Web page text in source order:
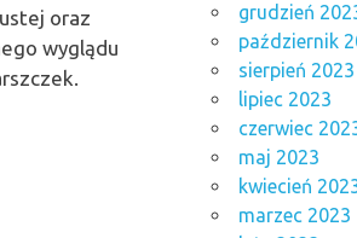
oraz
wyglądu
grudzień
październik
sierpień 2023
lipiec 2023
czerwiec
maj 2023
kwiecień
marzec 2023